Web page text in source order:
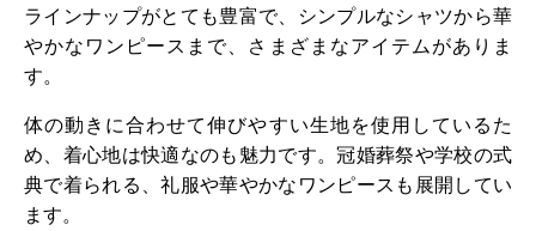
ラインナップがとても豊富で、シンプルなシャツから華
やかなワンピースまで、さまざまなアイテムがありま
す。
体の動きに合わせて伸びやすい生地を使用しているた
め、着心地は快適なのも魅力です。冠婚葬祭や学校の式
典で着られる、礼服や華やかなワンピースも展開してい
ます。